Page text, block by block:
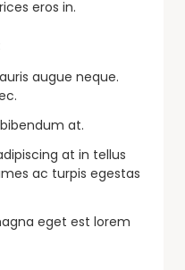
eros in.
augue neque.
at.
at in tellus
ac turpis egestas
eget est lorem